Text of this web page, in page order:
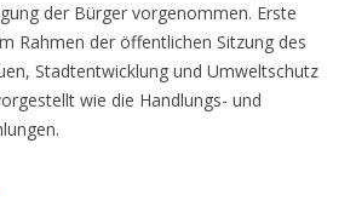
der Bürger vorgenommen. Erste
Rahmen der öffentlichen Sitzung des
Stadtentwicklung und Umweltschutz
wie die Handlungs- und